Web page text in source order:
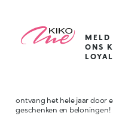
MELD
ONS
ontvang het hele jaar door
geschenken en beloningen!